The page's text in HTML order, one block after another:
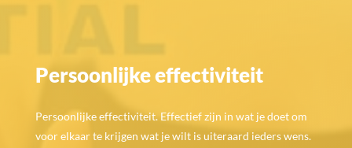
Persoonlijke effectiviteit
Persoonlijke effectiviteit. Effectief zijn in wat je doet om
voor elkaar te krijgen wat je wilt is uiteraard ieders wens.